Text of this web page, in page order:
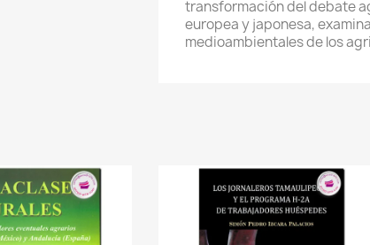
transformación del debate
europea y japonesa,
medioambientales de los